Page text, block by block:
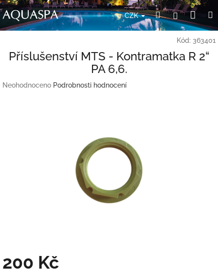
Přejít
na
obsah
CZK HledatPřihlášení
Kód: 363401
Příslušenství MTS - Kontramatka R 2“
PA 6,6.
Průměrné
Neohodnoceno Podrobnosti hodnocení
200 Kč